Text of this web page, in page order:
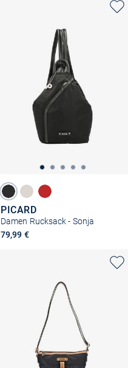
PICARD
Damen Rucksack - Sonja
79,99 €